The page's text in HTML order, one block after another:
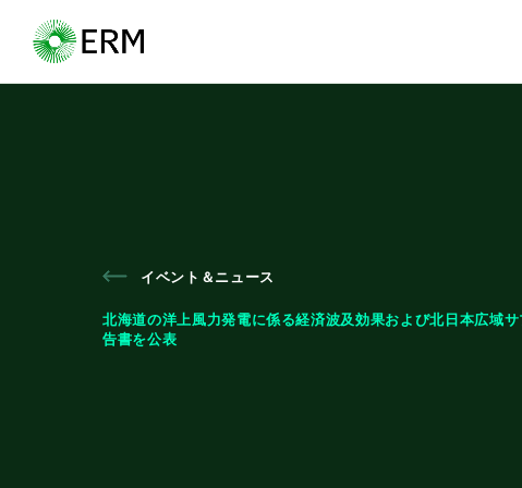
イベント＆ニュース
北海道の洋上風力発電に係る経済波及効果および北日本広域
告書を公表